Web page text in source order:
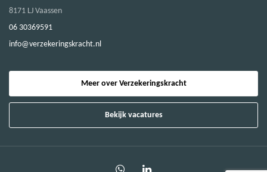
8171 LJ Vaassen
06 30369591
info@verzekeringskracht.nl
Meer over Verzekeringskracht
Bekijk vacatures